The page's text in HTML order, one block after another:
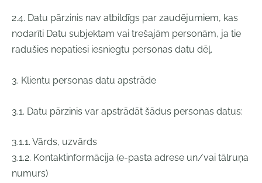
2.4. Datu pārzinis nav atbildīgs par zaudējumiem, kas
nodarīti Datu subjektam vai trešajām personām, ja tie
radušies nepatiesi iesniegtu personas datu dēļ.
3. Klientu personas datu apstrāde
3.1. Datu pārzinis var apstrādāt šādus personas datus:
3.1.1. Vārds, uzvārds
3.1.2. Kontaktinformācija (e-pasta adrese un/vai tālruņa
numurs)